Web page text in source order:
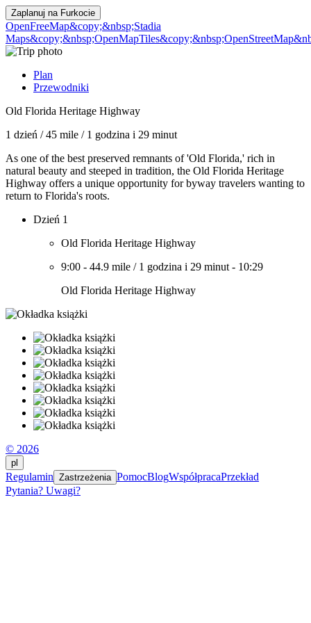
Zaplanuj na Furkocie
OpenFreeMap&copy;&nbsp;Stadia
Maps&copy;&nbsp;OpenMapTiles
Plan
Przewodniki
Old Florida Heritage Highway
1 dzień /45 mile / 1 godzina i 29 minut
As one of the best preserved remnants of 'Old Florida,' rich in
natural beauty and steeped in tradition, the Old Florida Heritage
Highway offers a unique opportunity for byway travelers wanting to
return to Florida's roots.
Dzień 1
Old Florida Heritage Highway
9:00 - 44.9 mile / 1 godzina i 29 minut - 10:29
Old Florida Heritage Highway
© 2026
pl
Regulamin Zastrzeżenia PomocBlogWspółpracaPrzekład
Pytania? Uwagi?